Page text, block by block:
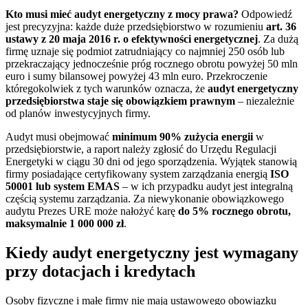
Kto musi mieć audyt energetyczny z mocy prawa? Odpowiedź
jest precyzyjna: każde duże przedsiębiorstwo w rozumieniu art. 36
ustawy z 20 maja 2016 r. o efektywności energetycznej. Za dużą
firmę uznaje się podmiot zatrudniający co najmniej 250 osób lub
przekraczający jednocześnie próg rocznego obrotu powyżej 50 mln
euro i sumy bilansowej powyżej 43 mln euro. Przekroczenie
któregokolwiek z tych warunków oznacza, że audyt energetyczny
przedsiębiorstwa staje się obowiązkiem prawnym – niezależnie
od planów inwestycyjnych firmy.
Audyt musi obejmować minimum 90% zużycia energii w
przedsiębiorstwie, a raport należy zgłosić do Urzędu Regulacji
Energetyki w ciągu 30 dni od jego sporządzenia. Wyjątek stanowią
firmy posiadające certyfikowany system zarządzania energią ISO
50001 lub system EMAS – w ich przypadku audyt jest integralną
częścią systemu zarządzania. Za niewykonanie obowiązkowego
audytu Prezes URE może nałożyć karę do 5% rocznego obrotu,
maksymalnie 1 000 000 zł.
Kiedy audyt energetyczny jest wymagany
przy dotacjach i kredytach
Osoby fizyczne i małe firmy nie mają ustawowego obowiązku